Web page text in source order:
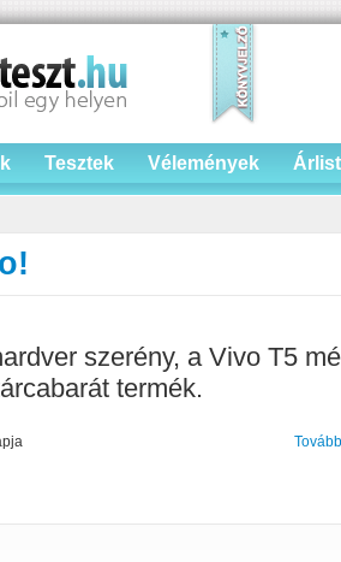
Tesztek Vélemények
szerény, a Vivo T5
termék.